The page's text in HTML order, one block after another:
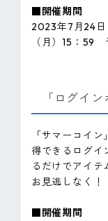
■開催期間
2023年7月24
（月）15：59
「ログイ
「サマーコイ
得できるログイ
るだけでアイテ
お見逃しなく！
■開催期間